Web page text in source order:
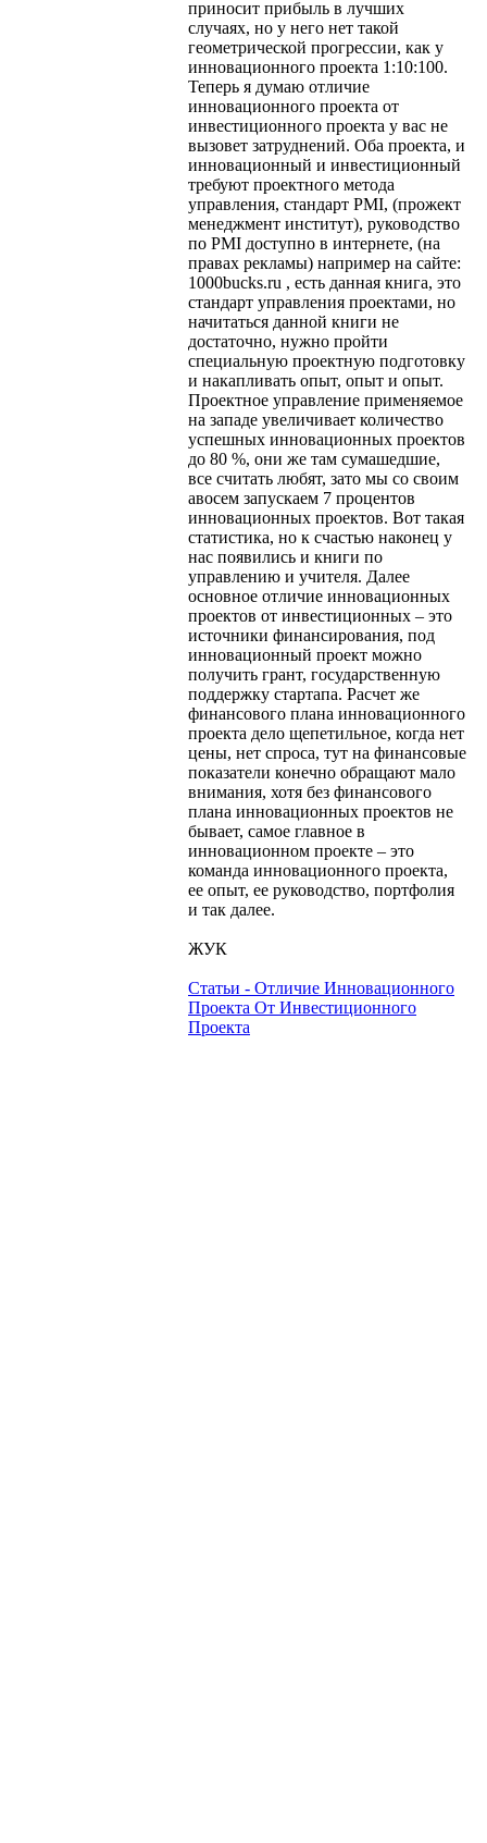
приносит прибыль в лучших
случаях, но у него нет такой
геометрической прогрессии, как у
инновационного проекта 1:10:100.
Теперь я думаю отличие
инновационного проекта от
инвестиционного проекта у вас не
вызовет затруднений. Оба проекта, и
инновационный и инвестиционный
требуют проектного метода
управления, стандарт PMI, (прожект
менеджмент институт), руководство
по PMI доступно в интернете, (на
правах рекламы) например на сайте:
1000bucks.ru , есть данная книга, это
стандарт управления проектами, но
начитаться данной книги не
достаточно, нужно пройти
специальную проектную подготовку
и накапливать опыт, опыт и опыт.
Проектное управление применяемое
на западе увеличивает количество
успешных инновационных проектов
до 80 %, они же там сумашедшие,
все считать любят, зато мы со своим
авосем запускаем 7 процентов
инновационных проектов. Вот такая
статистика, но к счастью наконец у
нас появились и книги по
управлению и учителя. Далее
основное отличие инновационных
проектов от инвестиционных – это
источники финансирования, под
инновационный проект можно
получить грант, государственную
поддержку стартапа. Расчет же
финансового плана инновационного
проекта дело щепетильное, когда нет
цены, нет спроса, тут на финансовые
показатели конечно обращают мало
внимания, хотя без финансового
плана инновационных проектов не
бывает, самое главное в
инновационном проекте – это
команда инновационного проекта,
ее опыт, ее руководство, портфолия
и так далее.
ЖУК
Статьи - Отличие Инновационного
Проекта От Инвестиционного
Проекта